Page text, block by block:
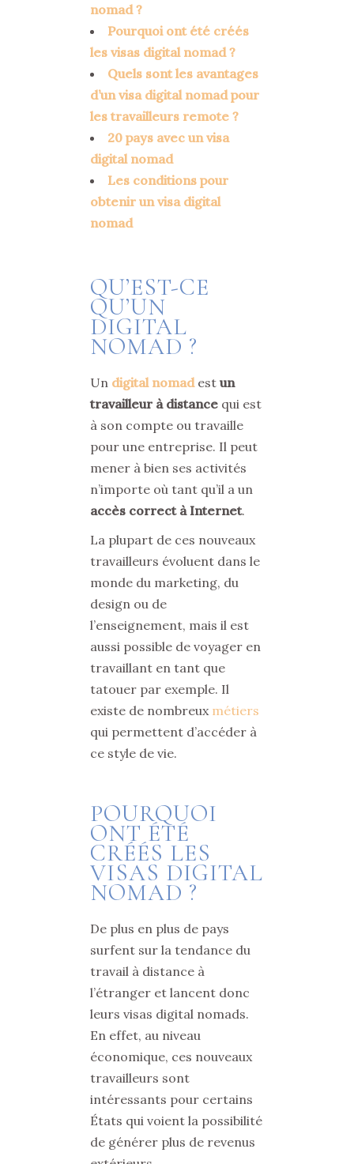
nomad ?
Pourquoi ont été créés
les visas digital nomad ?
Quels sont les avantages
d’un visa digital nomad pour
les travailleurs remote ?
20 pays avec un visa
digital nomad
Les conditions pour
obtenir un visa digital
nomad
QU’EST-CE
QU’UN
DIGITAL
NOMAD ?
Un digital nomadest un
travailleur à distance qui est
à son compte ou travaille
pour une entreprise. Il peut
mener à bien ses activités
n’importe où tant qu’il a un
accès correct à Internet.
La plupart de ces nouveaux
travailleurs évoluent dans le
monde du marketing, du
design ou de
l’enseignement, mais il est
aussi possible de voyager en
travaillant en tant que
tatouer par exemple. Il
existe de nombreux métiers
qui permettent d’accéder à
ce style de vie.
POURQUOI
ONT ÉTÉ
CRÉÉS LES
VISAS DIGITAL
NOMAD ?
De plus en plus de pays
surfent sur la tendance du
travail à distance à
l’étranger et lancent donc
leurs visas digital nomads.
En effet, au niveau
économique, ces nouveaux
travailleurs sont
intéressants pour certains
États qui voient la possibilité
de générer plus de revenus